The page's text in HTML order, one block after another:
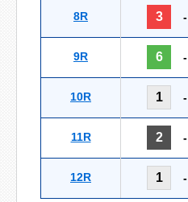
8R 3 -
9R 6 -
10R 1 -
11R 2 -
12R 1 -